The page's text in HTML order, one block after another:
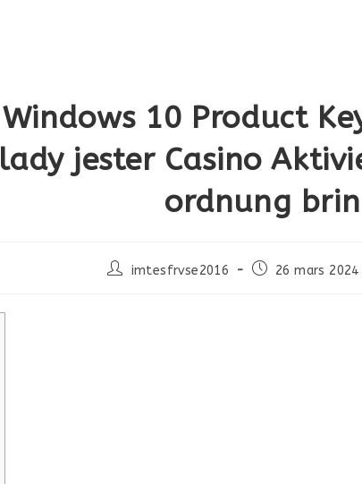
Windows 10 Product
lady jester Casino
ordnung
Postimtesfrvse2016
Post26 mars 2024